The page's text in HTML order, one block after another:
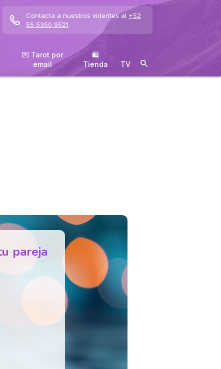
Contacta a nuestros videntes al +52
55 5350 9521
💌 Tarot por
email
🛍
️Tienda
TV
pareja